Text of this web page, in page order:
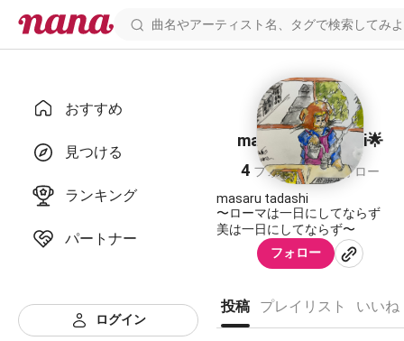
おすすめ
見つける
ランキング
パートナー
ログイン
masarutotadashi🌟
4 フォロワー5 フォロー
masaru tadashi
〜ローマは一日にしてならず
美は一日にしてならず〜
フォロー
投稿 プレイリスト いいね